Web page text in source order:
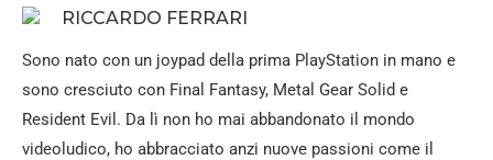
RICCARDO FERRARI
Sono nato con un joypad della prima PlayStation in mano e
sono cresciuto con Final Fantasy, Metal Gear Solid e
Resident Evil. Da lì non ho mai abbandonato il mondo
videoludico, ho abbracciato anzi nuove passioni come il